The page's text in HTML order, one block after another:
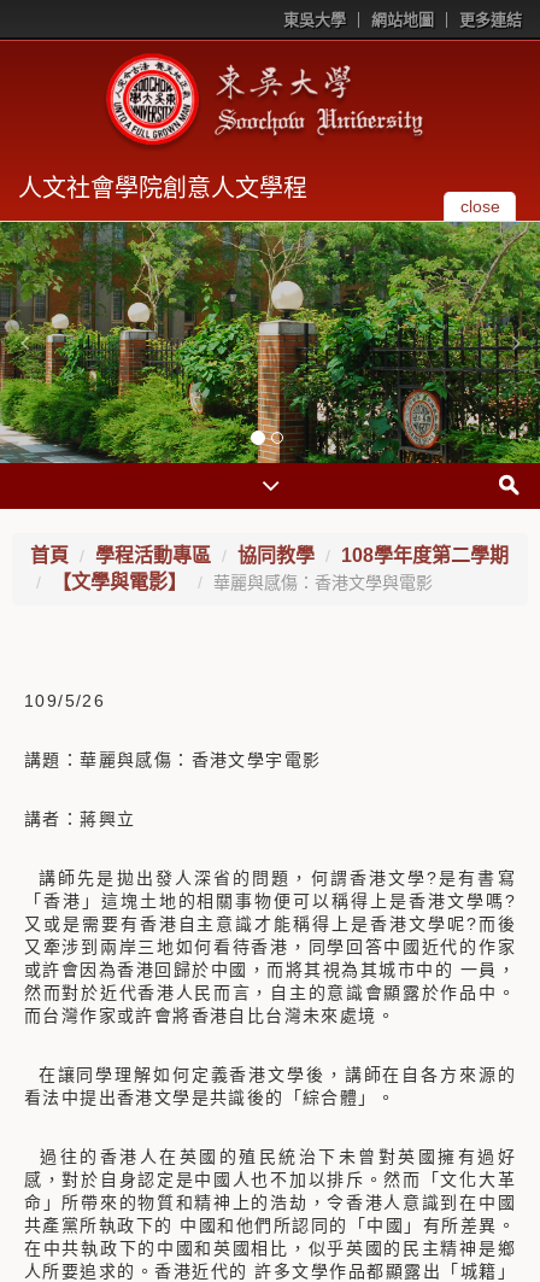
東吳大學 網站地圖 更多連結
人文社會學院創意人文學程
close
首頁 學程活動專區 協同教學
108學年度第二學期
【文學與電影】
華麗與感傷：香港文學與電影
109/5/26
講題：華麗與感傷：香港文學宇電影
講者：蔣興立
講師先是拋出發人深省的問題，何謂香港文學?是有書寫
「香港」這塊土地的相關事物便可以稱得上是香港文學嗎?
又或是需要有香港自主意識才能稱得上是香港文學呢?而後
又牽涉到兩岸三地如何看待香港，同學回答中國近代的作家
或許會因為香港回歸於中國，而將其視為其城市中的 一員，
然而對於近代香港人民而言，自主的意識會顯露於作品中。
而台灣作家或許會將香港自比台灣未來處境。
在讓同學理解如何定義香港文學後，講師在自各方來源的
看法中提出香港文學是共識後的「綜合體」。
過往的香港人在英國的殖民統治下未曾對英國擁有過好
感，對於自身認定是中國人也不加以排斥。然而「文化大革
命」所帶來的物質和精神上的浩劫，令香港人意識到在中國
共產黨所執政下的 中國和他們所認同的「中國」有所差異。
在中共執政下的中國和英國相比，似乎英國的民主精神是鄉
人所要追求的。香港近代的 許多文學作品都顯露出「城籍」